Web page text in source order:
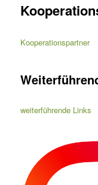
Kooperationspartner
weiterführende Links